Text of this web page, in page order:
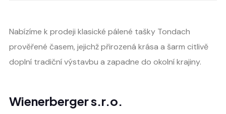
Nabízíme k prodeji klasické pálené tašky Tondach
prověřené časem, jejichž přirozená krása a šarm citlivě
doplní tradiční výstavbu a zapadne do okolní krajiny.
Wienerberger s.r.o.